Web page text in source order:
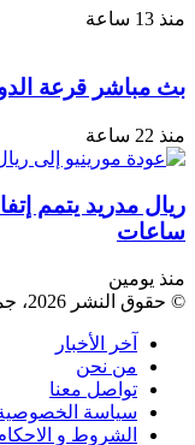
قرعة الدوري المصري
يتمم إتفاقه
جميع الحقوق محفوظة |
الأخبار
نحن
معنا
الخصوصية
و الاحكام